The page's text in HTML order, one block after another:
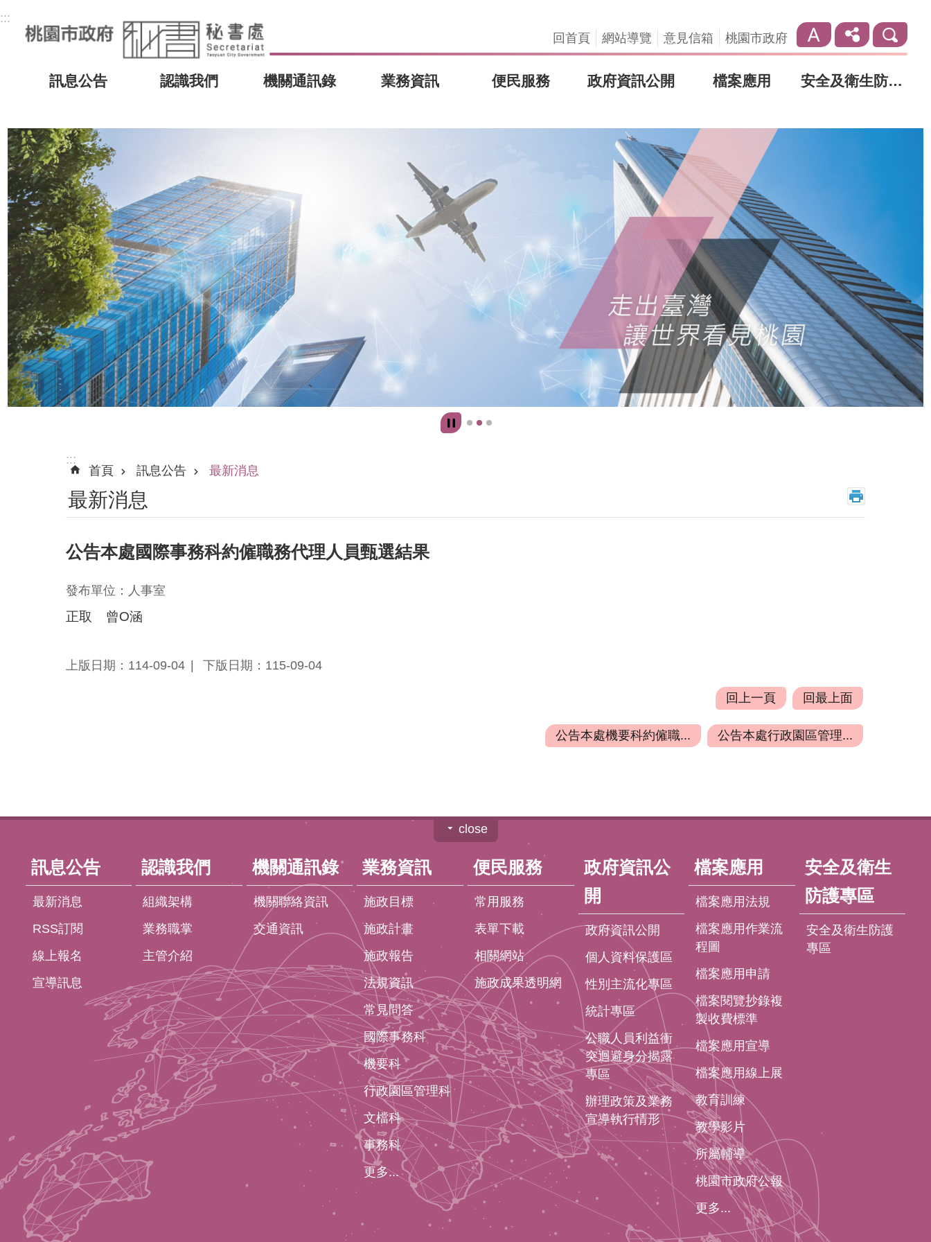
:::
回首頁
網站導覽 意見信箱 桃園市政府
訊息公告 認識我們 機關通訊錄 業務資訊 便民服務 政府資訊公開 檔案應用 安全及衛生防護專區
:::
首頁
訊息公告 最新消息
最新消息
公告本處國際事務科約僱職務代理人員甄選結果
發布單位：人事室
正取 曾O涵
上版日期：114-09-04 下版日期：115-09-04
回上一頁 回最上面
公告本處機要科約僱職... 公告本處行政園區管理...
close
訊息公告
最新消息
RSS訂閱
線上報名
宣導訊息
認識我們
組織架構
業務職掌
主管介紹
機關通訊錄
機關聯絡資訊
交通資訊
業務資訊
施政目標
施政計畫
施政報告
法規資訊
常見問答
國際事務科
機要科
行政園區管理科
文檔科
事務科
更多...
便民服務
常用服務
表單下載
相關網站
施政成果透明網
政府資訊公
開
政府資訊公開
個人資料保護區
性別主流化專區
統計專區
公職人員利益衝
突迴避身分揭露
專區
辦理政策及業務
宣導執行情形
檔案應用
檔案應用法規
檔案應用作業流
程圖
檔案應用申請
檔案閱覽抄錄複
製收費標準
檔案應用宣導
檔案應用線上展
教育訓練
教學影片
所屬輔導
桃園市政府公報
更多...
安全及衛生
防護專區
安全及衛生防護
專區